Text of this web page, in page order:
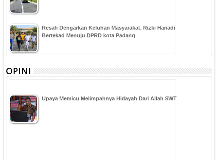
Resah Dengarkan Keluhan Masyarakat, Rizki Hariadi
Bertekad Menuju DPRD kota Padang
OPINI
Upaya Memicu Melimpahnya Hidayah Dari Allah SWT